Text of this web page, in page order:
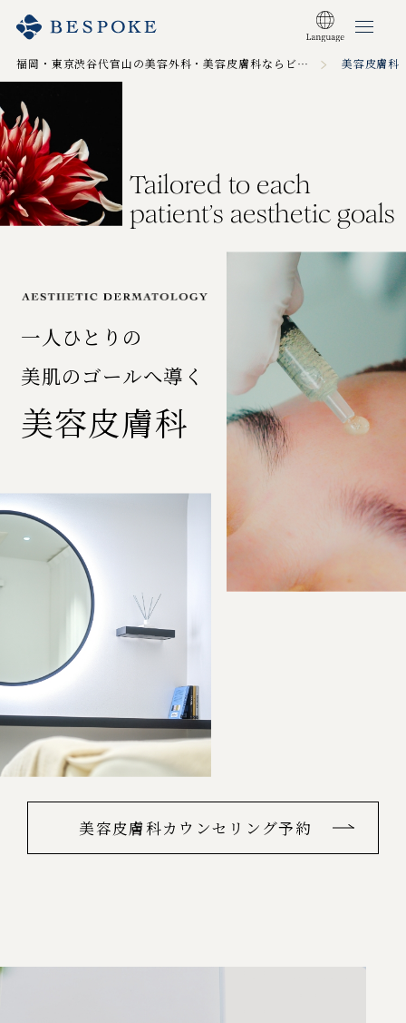
福岡・東京渋谷代官山の美容外科・美容皮膚科ならビスポーククリニック TOP 美容皮膚科
一人ひとりの
美肌のゴールへ導く
美容皮膚科
美容皮膚科カウンセリング予約
Tailored to each
patient’s aesthetic goals